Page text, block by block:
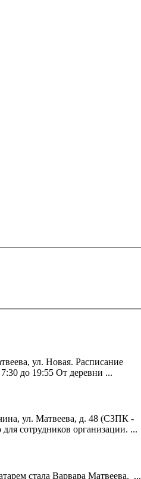
, ул. Новая. Расписание
до 19:55 От деревни ...
ул. Матвеева, д. 48 (СЗПК -
сотрудников организации. ...
стала Варвара Матвеева. ...